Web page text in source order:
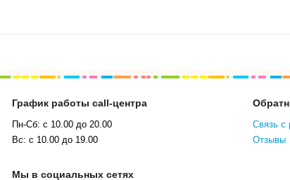
График работы call-центра
Пн-Сб: с 10.00 до 20.00
Вс: с 10.00 до 19.00
Связь с
Отзывы
Мы в социальных сетях